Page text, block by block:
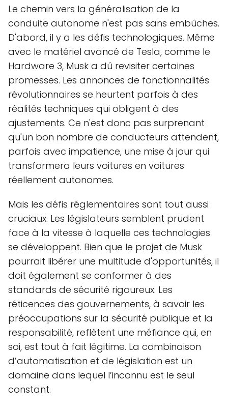
Le chemin vers la généralisation de la
conduite autonome n'est pas sans embûches.
D'abord, il y a les défis technologiques. Même
avec le matériel avancé de Tesla, comme le
Hardware 3, Musk a dû revisiter certaines
promesses. Les annonces de fonctionnalités
révolutionnaires se heurtent parfois à des
réalités techniques qui obligent à des
ajustements. Ce n'est donc pas surprenant
qu'un bon nombre de conducteurs attendent,
parfois avec impatience, une mise à jour qui
transformera leurs voitures en voitures
réellement autonomes.
Mais les défis réglementaires sont tout aussi
cruciaux. Les législateurs semblent prudent
face à la vitesse à laquelle ces technologies
se développent. Bien que le projet de Musk
pourrait libérer une multitude d'opportunités, il
doit également se conformer à des
standards de sécurité rigoureux. Les
réticences des gouvernements, à savoir les
préoccupations sur la sécurité publique et la
responsabilité, reflètent une méfiance qui, en
soi, est tout à fait légitime. La combinaison
d’automatisation et de législation est un
domaine dans lequel l’inconnu est le seul
constant.